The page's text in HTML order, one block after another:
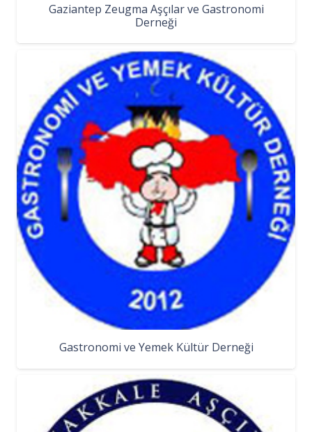
Gaziantep Zeugma Aşçılar ve Gastronomi
Derneği
Gastronomi ve Yemek Kültür Derneği